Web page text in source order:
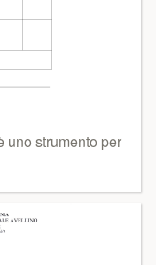
uno strumento per